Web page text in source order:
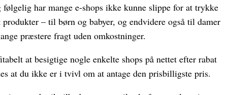
har mange e-shops ikke kunne slippe for at trykke
produkter – til børn og babyer, og endvidere også til damer
præstere fragt uden omkostninger.
at besigtige nogle enkelte shops på nettet efter rabat
at du ikke er i tvivl om at antage den prisbilligste pris.